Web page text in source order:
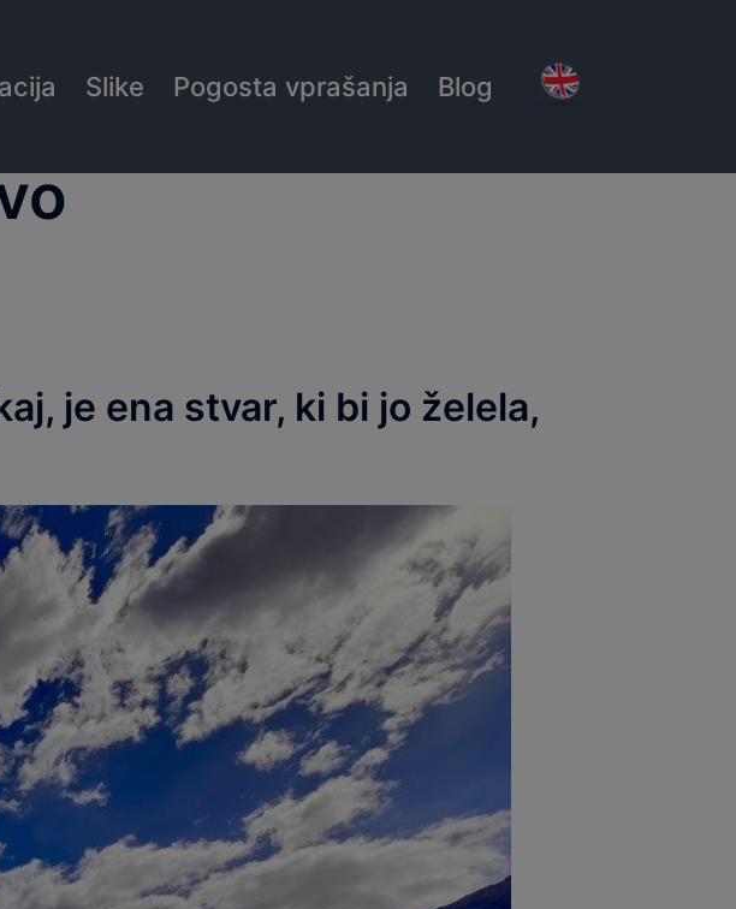
Slike Pogosta vprašanja Blog
je ena stvar, ki bi jo želela,